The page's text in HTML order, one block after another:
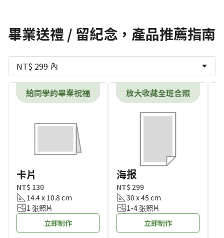
畢業送禮 / 留紀念，產品推薦指南
NT$ 299 內
給同學的畢業祝福
卡片
NT$ 130
14.4 x 10.8 cm
1 张照片
立即制作
放大收藏全班合照
海报
NT$ 299
30 x 45 cm
1-4 张照片
立即制作